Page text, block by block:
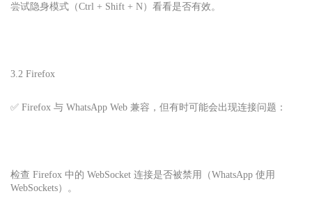
尝试隐身模式（Ctrl + Shift + N）看看是否有效。
3.2 Firefox
✅ Firefox 与 WhatsApp Web 兼容，但有时可能会出现连接问题：
检查 Firefox 中的 WebSocket 连接是否被禁用（WhatsApp 使用
WebSockets）。